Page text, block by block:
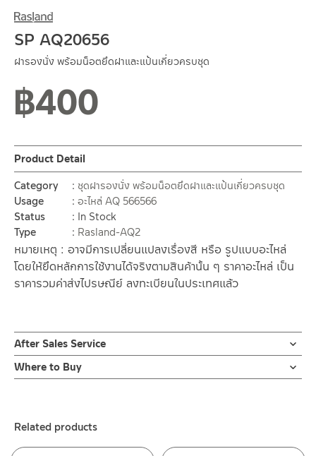
SP AQ20656
ฝารองนั่ง พร้อมน็อตยึดฝาและแป้นเกี่ยวครบชุด
฿400
Product Detail
Category
ชุดฝารองนั่ง พร้อมน็อตยึดฝาและแป้นเกี่ยวครบชุด
Usage
อะไหล่ AQ 566566
Status
In Stock
Type
Rasland-AQ2
หมายเหตุ : อาจมีการเปลี่ยนแปลงเรื่องสี หรือ รูปแบบอะไหล่
โดยให้ยึดหลักการใช้งานได้จริงตามสินค้านั้น ๆ ราคาอะไหล่ เป็น
ราคารวมค่าส่งไปรษณีย์ ลงทะเบียนในประเทศแล้ว
After Sales Service
Online Platform
– Email: contact@charnpaiboon.com
Where to Buy
– Shopee
–Lazada
Related products